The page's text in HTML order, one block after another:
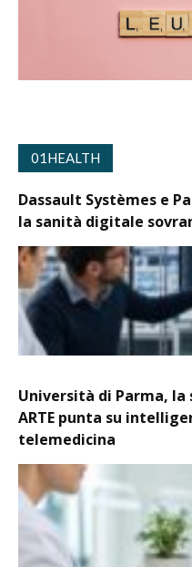
01HEALTH
Dassault Systèmes e
la sanità digitale
Università di Parma,
ARTE punta su
telemedicina